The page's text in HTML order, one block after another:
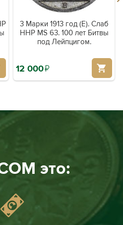
3 Марки 1913 год (E). Слаб
ННР MS 63. 100 лет Битвы
под Лейпцигом.
12 000й
это: